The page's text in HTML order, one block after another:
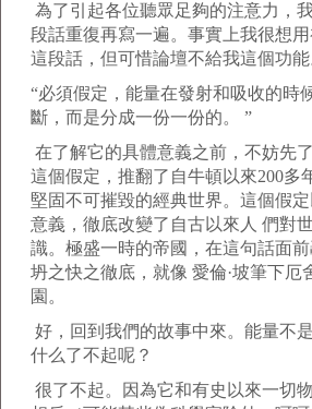
為了引起各位聽眾足夠的注意力，
段話重復再寫一遍。事實上我很想
這段話，但可惜論壇不給我這個功能
“必須假定，能量在發射和吸收的時
斷，而是分成一份一份的。 ”
在了解它的具體意義之前，不妨先
這個假定，推翻了自牛頓以來200多
堅固不可摧毀的經典世界。這個假
意義，徹底改變了自古以來人 們對
識。極盛一時的帝國，在這句話面
坍之快之徹底，就像 愛倫·坡筆下厄
園。
好，回到我們的故事中來。能量不
什么了不起呢？
很了不起。因為它和有史以來一切